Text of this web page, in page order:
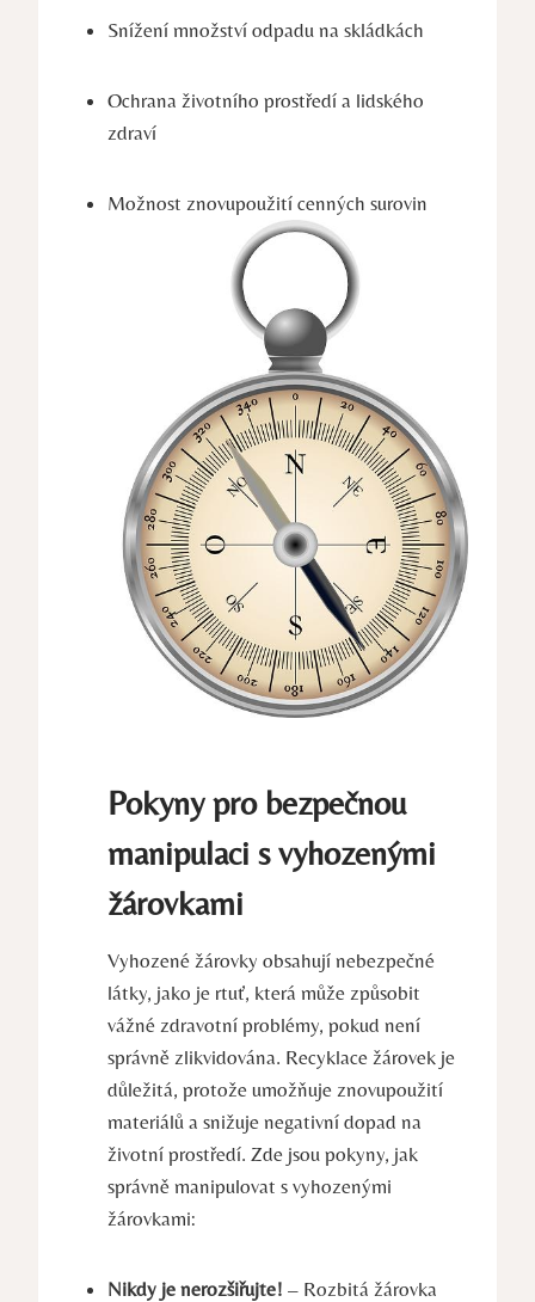
Snížení množství odpadu na skládkách
Ochrana životního prostředí a lidského
zdraví
Možnost znovupoužití cenných surovin
Pokyny pro bezpečnou
manipulaci s vyhozenými
žárovkami
Vyhozené žárovky obsahují nebezpečné
látky, jako je rtuť, která může způsobit
vážné zdravotní problémy, pokud není
správně zlikvidována. Recyklace žárovek je
důležitá, protože umožňuje znovupoužití
materiálů a snižuje negativní dopad na
životní prostředí. Zde jsou pokyny, jak
správně manipulovat s vyhozenými
žárovkami:
Nikdy je nerozšiřujte! – Rozbitá žárovka